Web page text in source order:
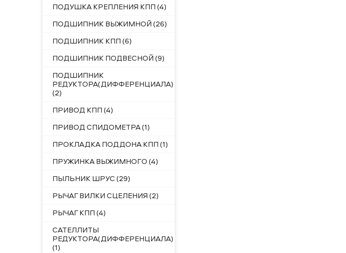
ПОДУШКА КРЕПЛЕНИЯ КПП (4)
ПОДШИПНИК ВЫЖИМНОЙ (26)
ПОДШИПНИК КПП (6)
ПОДШИПНИК ПОДВЕСНОЙ (9)
ПОДШИПНИК
РЕДУКТОРА(ДИФФЕРЕНЦИАЛА)
(2)
ПРИВОД КПП (4)
ПРИВОД СПИДОМЕТРА (1)
ПРОКЛАДКА ПОДДОНА КПП (1)
ПРУЖИНКА ВЫЖИМНОГО (4)
ПЫЛЬНИК ШРУС (29)
РЫЧАГ ВИЛКИ СЦЕЛЕНИЯ (2)
РЫЧАГ КПП (4)
САТЕЛЛИТЫ
РЕДУКТОРА(ДИФФЕРЕНЦИАЛА)
(1)